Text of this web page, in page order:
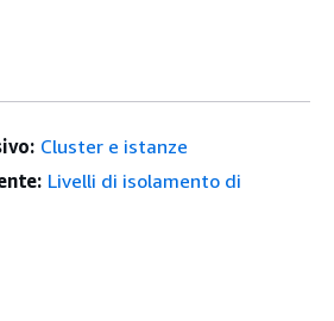
Cluster e istanze
Livelli di isolamento di